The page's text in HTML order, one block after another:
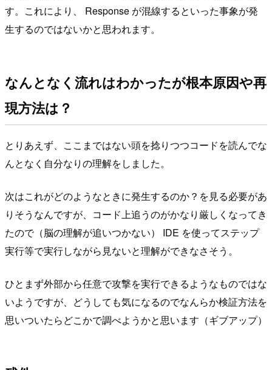
す。これにより、 Response が混線するといった事象が発
生するのではないかと思われます。
なんとなく流れはわかったが根本原因や再
現方法は？
とりあえず、ここまではない頭を捻りつつコードを読んでな
んとなく自分なりの理解をしました。
次はこれがどのようなときに発生するのか？を見る必要があ
りそうなんですが、コード上追うのがかなり厳しくなってき
たので（脳の理解が追いつかない） IDE を使ってステップ
実行等で実行しながら見ないと理解ができなさそう。
ひとまず外部から任意で攻撃を実行できるようなものではな
いようですが、どうしても気になるのでなんらか検証方法を
思いついたらどこかで調べようかと思います（ギブアップ）